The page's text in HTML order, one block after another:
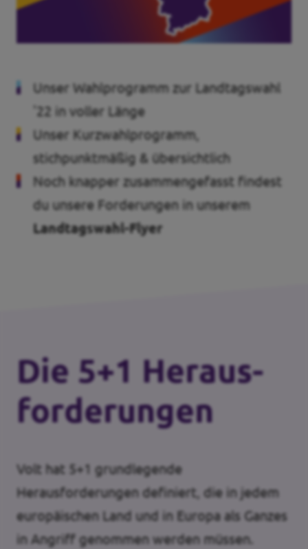
Impressum
Kontakt
Unser Wahlprogramm zur Landtagswahl
'22 in voller Länge
Unser Kurzwahlprogramm,
stichpunktmäßig & übersichtlich
Noch knapper zusammengefasst findest
du unsere Forderungen in unserem
Landtagswahl-Flyer
Die 5+1 Heraus­
forderungen
Volt hat 5+1 grundlegende
Herausforderungen definiert, die in jedem
europäischen Land und in Europa als Ganzes
in Angriff genommen werden müssen.